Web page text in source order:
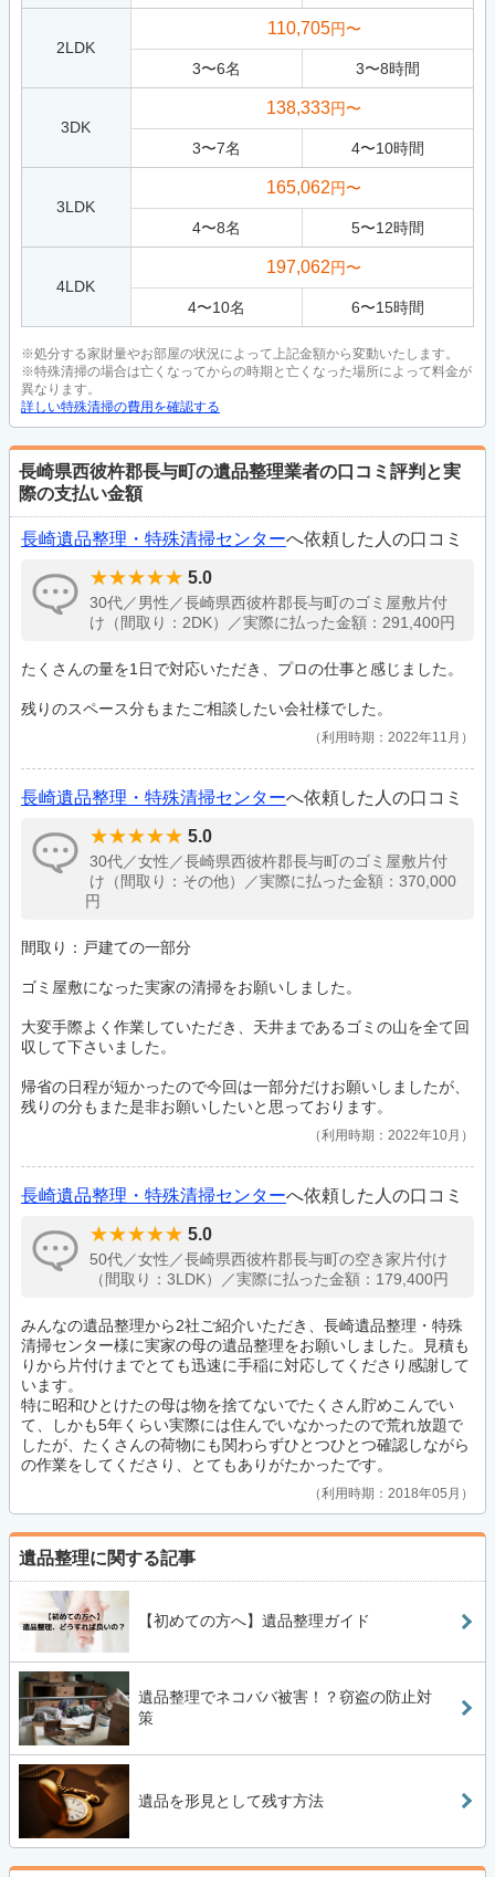
2LDK
110,705円〜
3〜6名 3〜8時間
3DK
138,333円〜
3〜7名 4〜10時間
3LDK
165,062円〜
4〜8名 5〜12時間
4LDK
197,062円〜
4〜10名 6〜15時間
※処分する家財量やお部屋の状況によって上記金額から変動いたします。
※特殊清掃の場合は亡くなってからの時期と亡くなった場所によって料金が
異なります。
詳しい特殊清掃の費用を確認する
長崎県西彼杵郡長与町の遺品整理業者の口コミ評判と実
際の支払い金額
長崎遺品整理・特殊清掃センターへ依頼した人の口コミ
5.0
30代／男性／長崎県西彼杵郡長与町のゴミ屋敷片付
け（間取り：2DK）／実際に払った金額：291,400円
たくさんの量を1日で対応いただき、プロの仕事と感じました。
残りのスペース分もまたご相談したい会社様でした。
利用時期：2022年11月
長崎遺品整理・特殊清掃センターへ依頼した人の口コミ
5.0
30代／女性／長崎県西彼杵郡長与町のゴミ屋敷片付
け（間取り：その他）／実際に払った金額：370,000
円
間取り：戸建ての一部分
ゴミ屋敷になった実家の清掃をお願いしました。
大変手際よく作業していただき、天井まであるゴミの山を全て回
収して下さいました。
帰省の日程が短かったので今回は一部分だけお願いしましたが、
残りの分もまた是非お願いしたいと思っております。
利用時期：2022年10月
長崎遺品整理・特殊清掃センターへ依頼した人の口コミ
5.0
50代／女性／長崎県西彼杵郡長与町の空き家片付け
（間取り：3LDK）／実際に払った金額：179,400円
みんなの遺品整理から2社ご紹介いただき、長崎遺品整理・特殊
清掃センター様に実家の母の遺品整理をお願いしました。見積も
りから片付けまでとても迅速に手稲に対応してくださり感謝して
います。
特に昭和ひとけたの母は物を捨てないでたくさん貯めこんでい
て、しかも5年くらい実際には住んでいなかったので荒れ放題で
したが、たくさんの荷物にも関わらずひとつひとつ確認しながら
の作業をしてくださり、とてもありがたかったです。
利用時期：2018年05月
遺品整理に関する記事
【初めての方へ】遺品整理ガイド
遺品整理でネコババ被害！？窃盗の防止対
策
遺品を形見として残す方法